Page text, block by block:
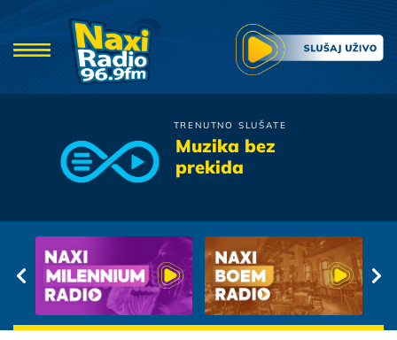
TRENUTNO SLUŠATE
Muzika bez
prekida
Zeljko Joksimovic